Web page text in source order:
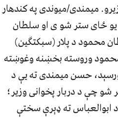
میمندی/میوندی په کندهار
ځای ستر شو ی او سلطان
محمود د پلار (سبکتګین)
وروسته بخښنه وغوښته
حسن میمندی ته یې د
چې د دربار پخوانی وزیر؛
ته ډېرې سختې